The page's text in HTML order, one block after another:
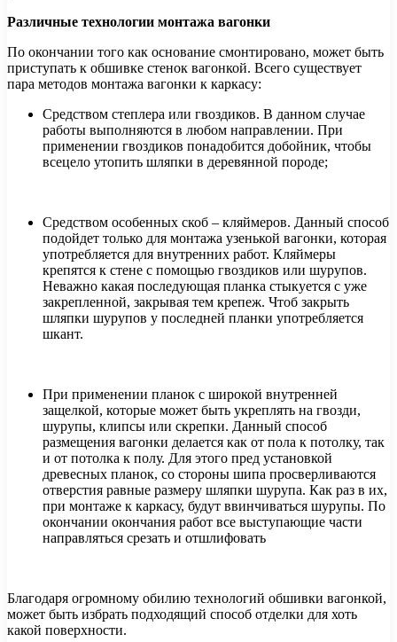
Различные технологии монтажа вагонки
По окончании того как основание смонтировано, может быть
приступать к обшивке стенок вагонкой. Всего существует
пара методов монтажа вагонки к каркасу:
Средством степлера или гвоздиков. В данном случае
работы выполняются в любом направлении. При
применении гвоздиков понадобится добойник, чтобы
всецело утопить шляпки в деревянной породе;
Средством особенных скоб – кляймеров. Данный способ
подойдет только для монтажа узенькой вагонки, которая
употребляется для внутренних работ. Кляймеры
крепятся к стене с помощью гвоздиков или шурупов.
Неважно какая последующая планка стыкуется с уже
закрепленной, закрывая тем крепеж. Чтоб закрыть
шляпки шурупов у последней планки употребляется
шкант.
При применении планок с широкой внутренней
защелкой, которые может быть укреплять на гвозди,
шурупы, клипсы или скрепки. Данный способ
размещения вагонки делается как от пола к потолку, так
и от потолка к полу. Для этого пред установкой
древесных планок, со стороны шипа просверливаются
отверстия равные размеру шляпки шурупа. Как раз в их,
при монтаже к каркасу, будут ввинчиваться шурупы. По
окончании окончания работ все выступающие части
направляться срезать и отшлифовать
Благодаря огромному обилию технологий обшивки вагонкой,
может быть избрать подходящий способ отделки для хоть
какой поверхности.